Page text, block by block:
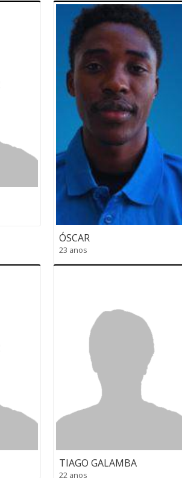
ÓSCAR
23 anos
TIAGO GALAMBA
22 anos